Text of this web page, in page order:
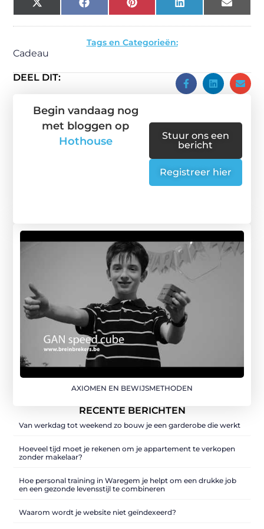
X
(Twitter)
FacebookPinterestLinkedIn Email
Tags en Categorieën:
Cadeau
DEEL DIT:
AXIOMEN EN BEWIJSMETHODEN
RECENTE BERICHTEN
Van werkdag tot weekend zo bouw je een garderobe die werkt
Hoeveel tijd moet je rekenen om je appartement te verkopen
zonder makelaar?
Hoe personal training in Waregem je helpt om een drukke job
en een gezonde levensstijl te combineren
Waarom wordt je website niet geïndexeerd?
Begin vandaag nog
met bloggen op
Hothouse
Stuur ons een
bericht
Registreer hier